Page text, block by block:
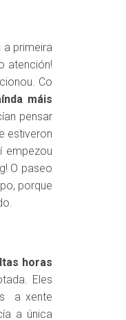
primeira
atención!
Co
máis
pensar
estiveron
empezou
O paseo
porque
horas
Eles
a xente
a única